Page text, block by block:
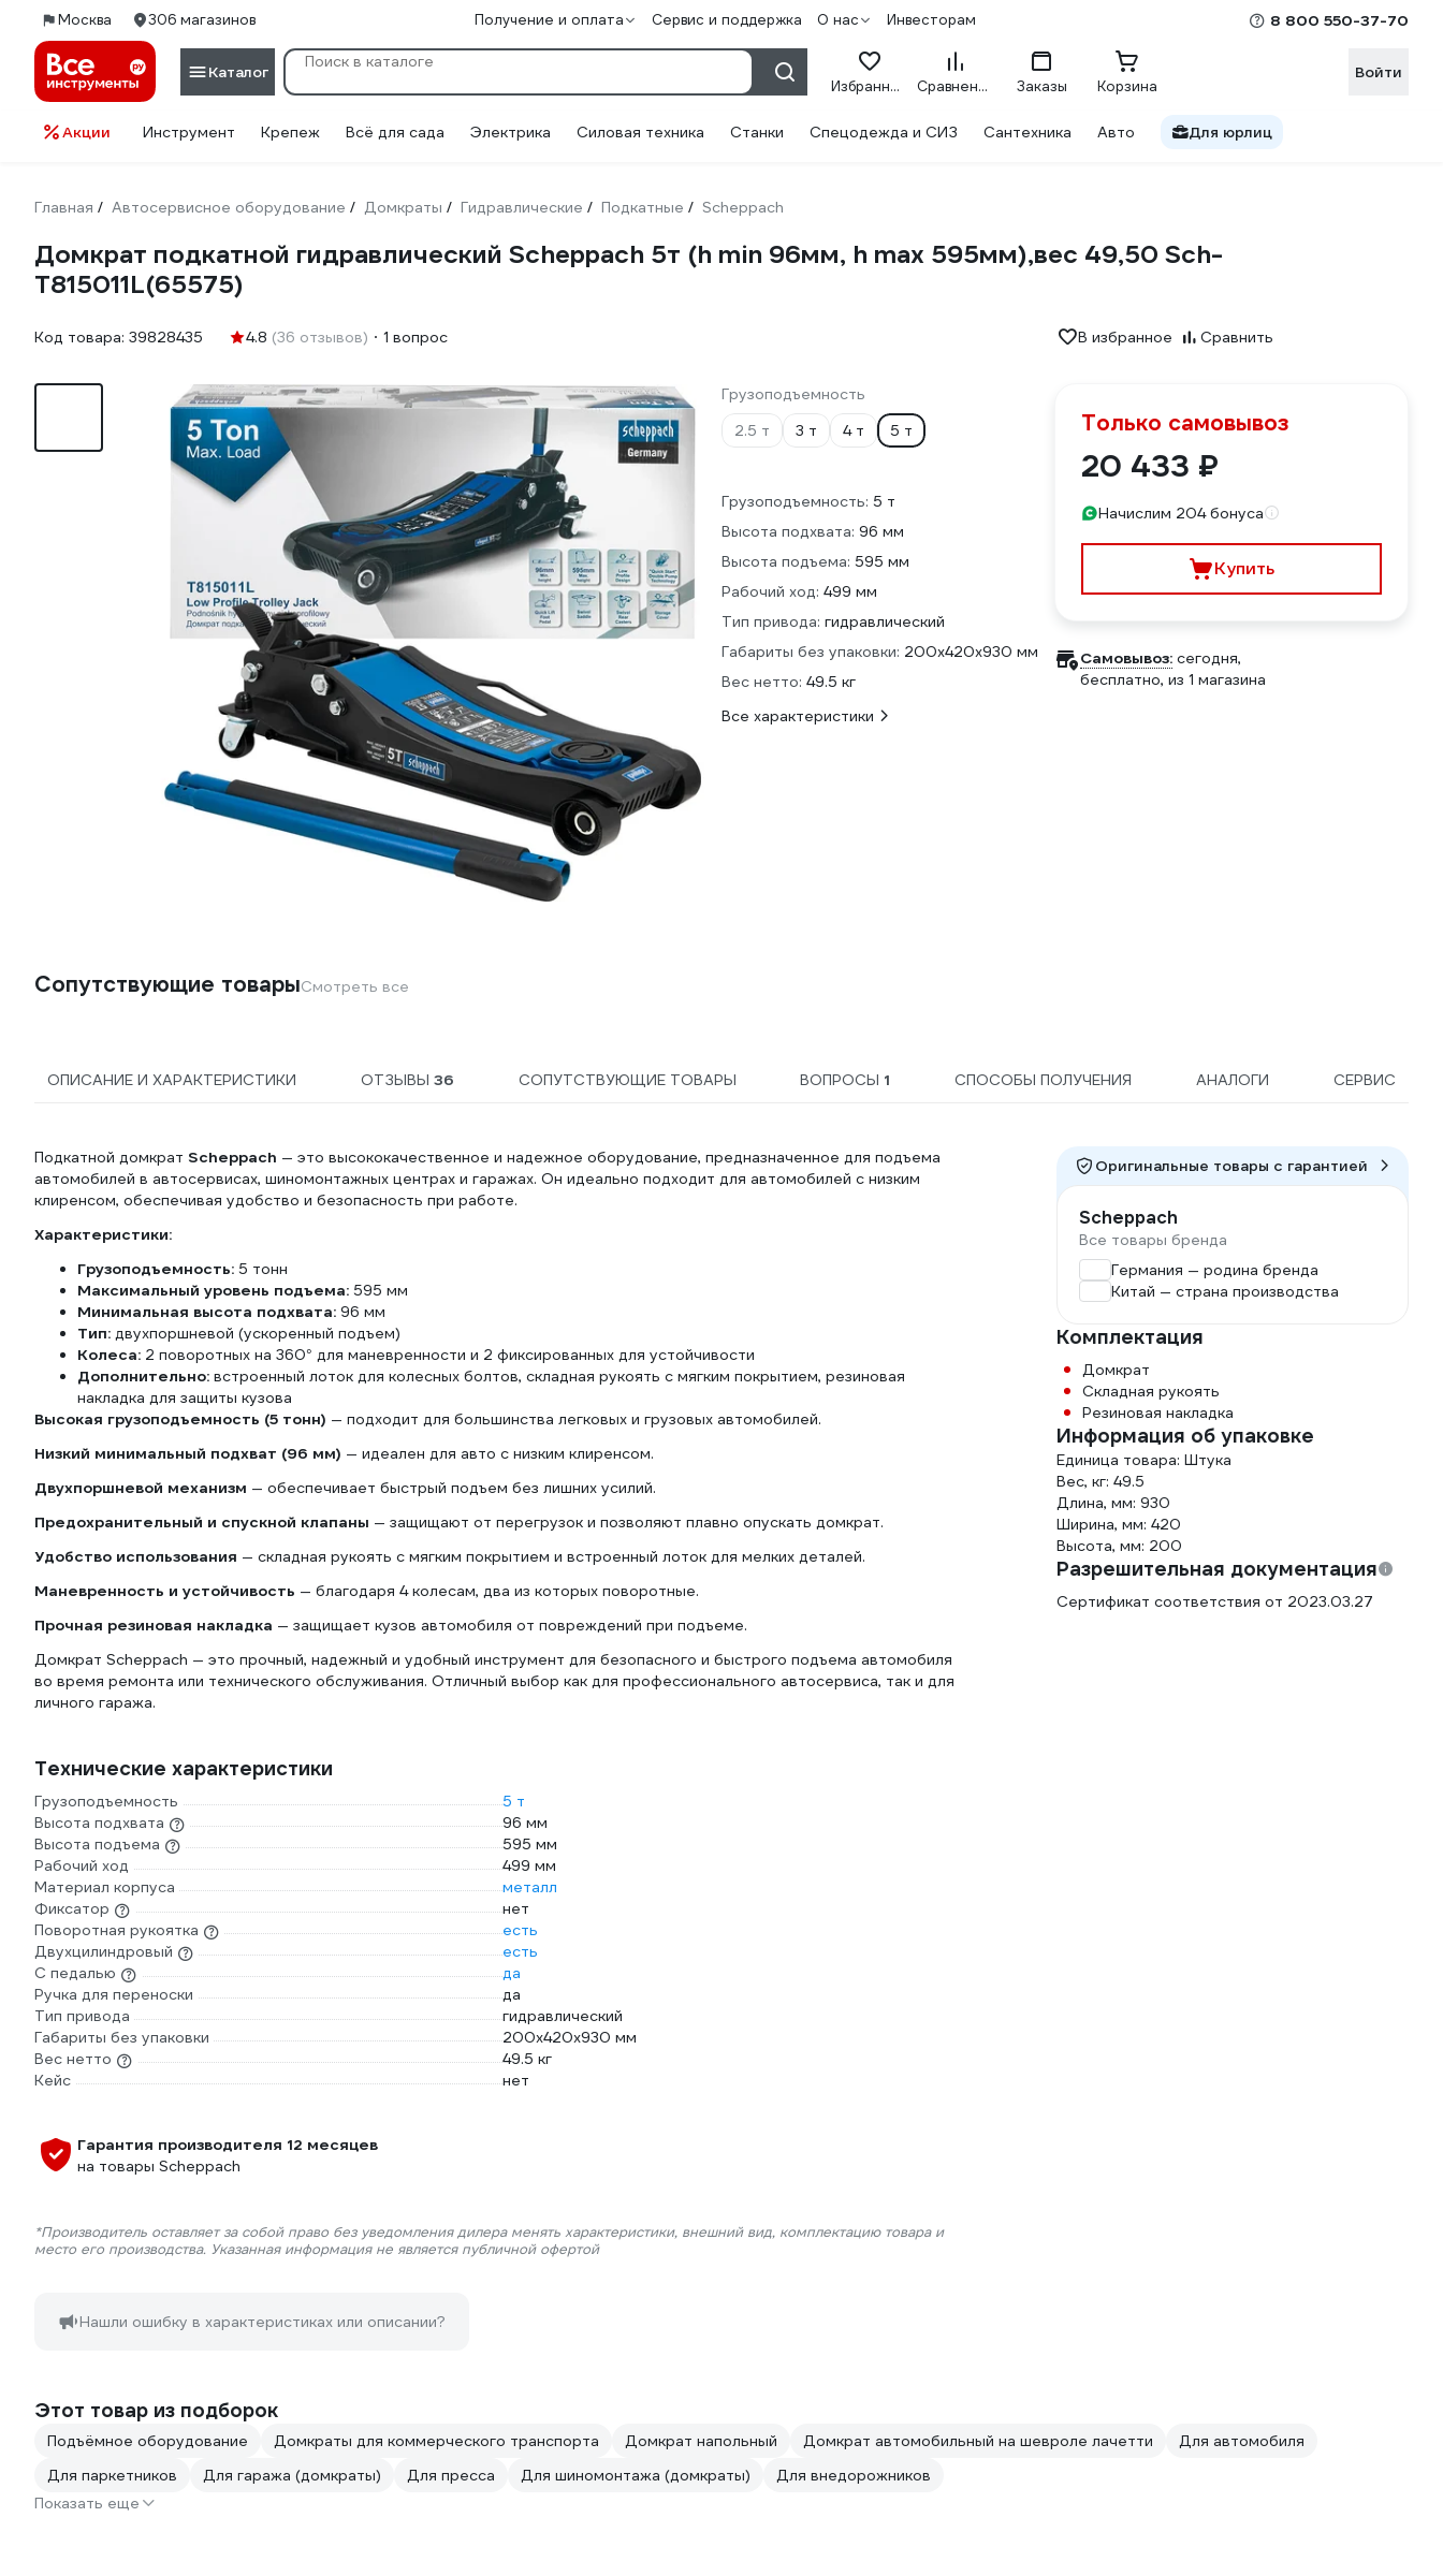
Москва 306 магазинов Получение и оплата Сервис и поддержка О нас Инвесторам 8 800 550-37-70
Каталог
Избранное Сравнение Заказы Корзина
Войти
Акции Инструмент Крепеж Всё для сада Электрика Силовая техника Станки Спецодежда и СИЗ Сантехника Авто Для юрлиц
Главная / Автосервисное оборудование / Домкраты / Гидравлические / Подкатные / Scheppach
Домкрат подкатной гидравлический Scheppach 5т (h min 96мм, h max 595мм),вес 49,50 Sch-
T815011L(65575)
Код товара: 39828435 4.8 (36 отзывов) 1 вопрос В избранное Сравнить
Грузоподъемность
2.5 т
3 т 4 т 5 т
Грузоподъемность: 5 т
Высота подхвата: 96 мм
Высота подъема: 595 мм
Рабочий ход: 499 мм
Тип привода: гидравлический
Габариты без упаковки: 200х420х930 мм
Вес нетто: 49.5 кг
Все характеристики
Только самовывоз
20 433 ₽
Начислим 204 бонуса
Купить
Самовывоз: сегодня,
бесплатно, из 1 магазина
Сопутствующие товарыСмотреть все
ОПИСАНИЕ И ХАРАКТЕРИСТИКИ ОТЗЫВЫ 36 СОПУТСТВУЮЩИЕ ТОВАРЫ ВОПРОСЫ 1 СПОСОБЫ ПОЛУЧЕНИЯ АНАЛОГИ СЕРВИС
Подкатной домкрат Scheppach — это высококачественное и надежное оборудование, предназначенное для подъема
автомобилей в автосервисах, шиномонтажных центрах и гаражах. Он идеально подходит для автомобилей с низким
клиренсом, обеспечивая удобство и безопасность при работе.
Характеристики:
Грузоподъемность: 5 тонн
Максимальный уровень подъема: 595 мм
Минимальная высота подхвата: 96 мм
Тип: двухпоршневой (ускоренный подъем)
Колеса: 2 поворотных на 360° для маневренности и 2 фиксированных для устойчивости
Дополнительно: встроенный лоток для колесных болтов, складная рукоять с мягким покрытием, резиновая
накладка для защиты кузова
Высокая грузоподъемность (5 тонн) — подходит для большинства легковых и грузовых автомобилей.
Низкий минимальный подхват (96 мм) — идеален для авто с низким клиренсом.
Двухпоршневой механизм — обеспечивает быстрый подъем без лишних усилий.
Предохранительный и спускной клапаны — защищают от перегрузок и позволяют плавно опускать домкрат.
Удобство использования — складная рукоять с мягким покрытием и встроенный лоток для мелких деталей.
Маневренность и устойчивость — благодаря 4 колесам, два из которых поворотные.
Прочная резиновая накладка — защищает кузов автомобиля от повреждений при подъеме.
Домкрат Scheppach — это прочный, надежный и удобный инструмент для безопасного и быстрого подъема автомобиля
во время ремонта или технического обслуживания. Отличный выбор как для профессионального автосервиса, так и для
личного гаража.
Технические характеристики
Грузоподъемность
5 т
Высота подхвата
96 мм
Высота подъема
595 мм
Рабочий ход
499 мм
Материал корпуса
металл
Фиксатор
нет
Поворотная рукоятка
есть
Двухцилиндровый
есть
С педалью
да
Ручка для переноски
да
Тип привода
гидравлический
Габариты без упаковки
200х420х930 мм
Вес нетто
49.5 кг
Кейс
нет
Гарантия производителя 12 месяцев
на товары Scheppach
*Производитель оставляет за собой право без уведомления дилера менять характеристики, внешний вид, комплектацию товара и
место его производства. Указанная информация не является публичной офертой
Нашли ошибку в характеристиках или описании?
Оригинальные товары c гарантией
Scheppach
Все товары бренда
Германия — родина бренда
Китай — страна производства
Комплектация
Домкрат
Складная рукоять
Резиновая накладка
Информация об упаковке
Единица товара: Штука
Вес, кг: 49.5
Длина, мм: 930
Ширина, мм: 420
Высота, мм: 200
Разрешительная документация
Сертификат соответствия от 2023.03.27
Этот товар из подборок
Подъёмное оборудование Домкраты для коммерческого транспорта Домкрат напольный Домкрат автомобильный на шевроле лачетти
Для автомобиля
Для паркетников
Для гаража (домкраты) Для пресса Для шиномонтажа (домкраты)
Для внедорожников
Показать еще